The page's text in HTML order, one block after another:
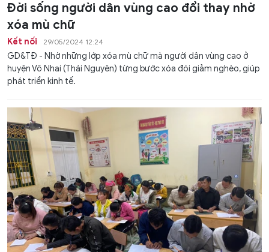
Đời sống người dân vùng cao đổi thay nhờ
xóa mù chữ
Kết nối 29/05/2024 12:24
GD&TĐ - Nhờ những lớp xóa mù chữ mà người dân vùng cao ở
huyện Võ Nhai (Thái Nguyên) từng bước xóa đói giảm nghèo, giúp
phát triển kinh tế.